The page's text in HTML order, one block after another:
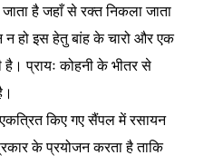
है जहाँ से रक्त निकला जाता
हो इस हेतु बांह के चारो और एक
प्रायः कोहनी के भीतर से
किए गए सैंपल में रसायन
के प्रयोजन करता है ताकि